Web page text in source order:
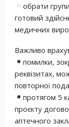
обрати
готовий
медичних
Важливо
помилки,
реквізитах,
повторної
протягом 5
проєкту
аптечного